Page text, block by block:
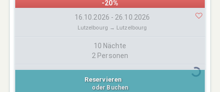
-20%
16.10.2026 - 26.10.2026
Lutzelbourg → Lutzelbourg
10 Nächte
2 Personen
Reservieren
oder Buchen